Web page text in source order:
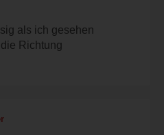
als ich gesehen
Richtung